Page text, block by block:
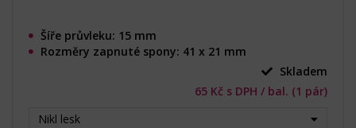
Šíře průvleku: 15 mm
Rozměry zapnuté spony: 41 x 21 mm
Skladem
65 Kč s DPH / bal. (1 pár)
Nikl lesk